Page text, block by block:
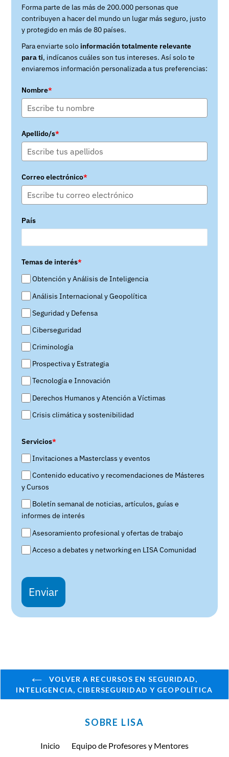
Forma parte de las más de 200.000 personas que
contribuyen a hacer del mundo un lugar más seguro, justo
y protegido en más de 80 países.
Para enviarte solo información totalmente relevante
para ti, indícanos cuáles son tus intereses. Así solo te
enviaremos información personalizada a tus preferencias:
Nombre*
Apellido/s*
Correo electrónico*
País
Temas de interés*
Obtención y Análisis de Inteligencia
Análisis Internacional y Geopolítica
Seguridad y Defensa
Ciberseguridad
Criminología
Prospectiva y Estrategia
Tecnología e Innovación
Derechos Humanos y Atención a Víctimas
Crisis climática y sostenibilidad
Servicios*
Invitaciones a Masterclass y eventos
Contenido educativo y recomendaciones de Másteres
y Cursos
Boletín semanal de noticias, artículos, guías e
informes de interés
Asesoramiento profesional y ofertas de trabajo
Acceso a debates y networking en LISA Comunidad
Enviar
VOLVER A RECURSOS EN SEGURIDAD,
INTELIGENCIA, CIBERSEGURIDAD Y GEOPOLÍTICA
SOBRE LISA
Inicio
Equipo de Profesores y Mentores